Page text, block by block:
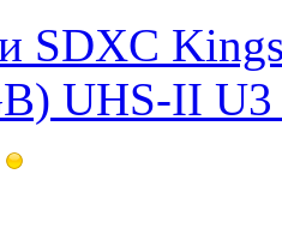
SDXC
UHS-II U3